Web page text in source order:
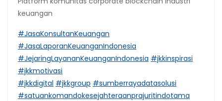
keuangan
#JasaKonsultanKeuangan
#JasaLaporanKeuanganIndonesia
#JejaringLayananKeuanganIndonesia #jkkinspirasi
#jkkmotivasi
#jkkdigital #jkkgroup #sumberrayadatasolusi
#satuankomandokesejahteraanprajuritindotama